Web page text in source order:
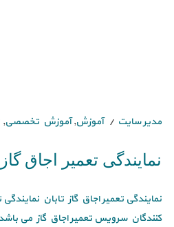
مدیر سایت آموزش,آموزش تخصصی,
نمایندگی تعمیر اجاق
نمایندگی تعمیر اجاق گاز تابان
کنندگان سرویس تعمیر اجاق گاز می